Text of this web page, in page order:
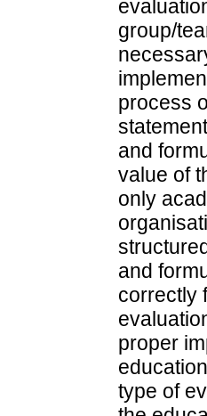
group/
process
and
value of
only
and
correctly
proper
type of